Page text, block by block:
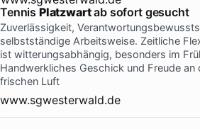
Tennis Platzwartab sofort gesucht
Zuverlässigkeit,
selbstständige Arbeitsweise. Zeitliche
ist witterungsabhängig, besonders im
Handwerkliches Geschick und Freude an
frischen Luft
www.sgwesterwald.de